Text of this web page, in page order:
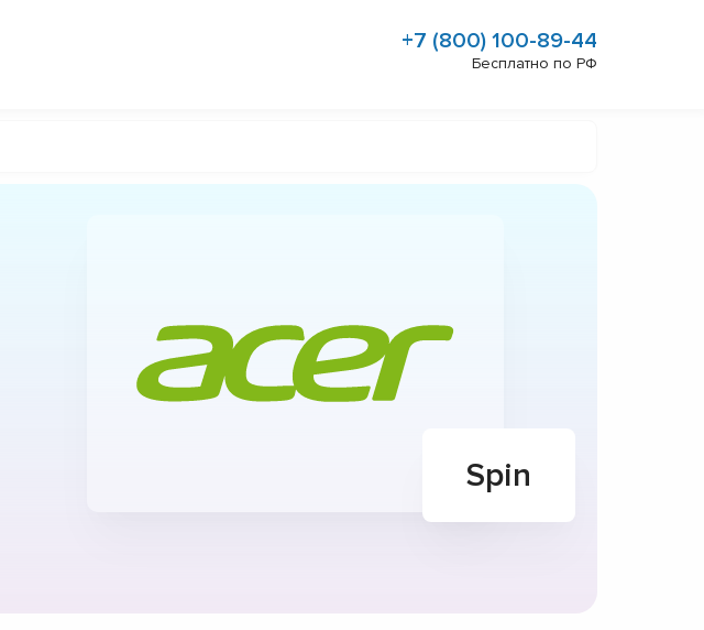
+7 (800) 100-89-44
Бесплатно по РФ
Spin